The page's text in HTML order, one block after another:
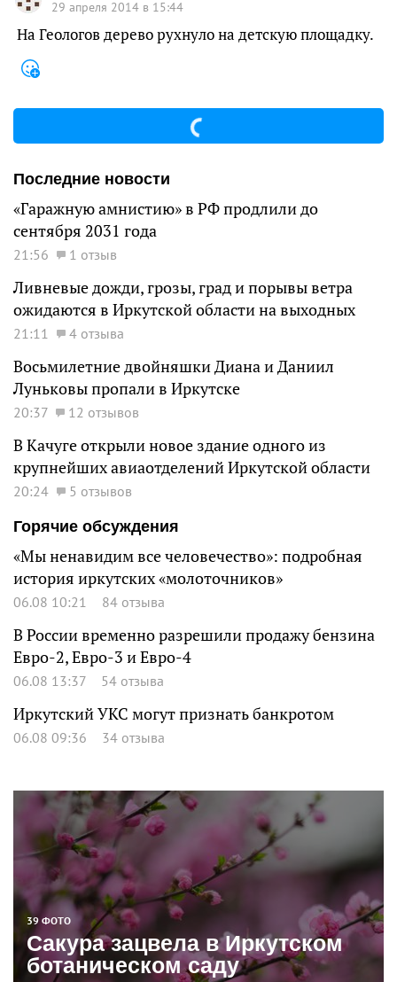
29 апреля 2014 в 15:44
На Геологов дерево рухнуло на детскую площадку.
Последние новости
«Гаражную амнистию» в РФ продлили до
сентября 2031 года
21:56 1 отзыв
Ливневые дожди, грозы, град и порывы ветра
ожидаются в Иркутской области на выходных
21:11 4 отзыва
Восьмилетние двойняшки Диана и Даниил
Луньковы пропали в Иркутске
20:37 12 отзывов
В Качуге открыли новое здание одного из
крупнейших авиаотделений Иркутской области
20:24
5 отзывов
Горячие обсуждения
«Мы ненавидим все человечество»: подробная
история иркутских «молоточников»
06.08 10:21 84 отзыва
В России временно разрешили продажу бензина
Евро-2, Евро-3 и Евро-4
06.08 13:37 54 отзыва
Иркутский УКС могут признать банкротом
06.08 09:36 34 отзыва
39 ФОТО
Сакура зацвела в Иркутском
ботаническом саду